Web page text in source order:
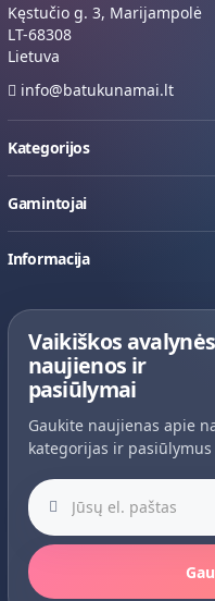
Kęstučio g. 3, Marijampolė
LT-68308
Lietuva
info@batukunamai.lt
Kategorijos
Gamintojai
Informacija
Vaikiškos avalynės
naujienos ir
pasiūlymai
Gaukite naujienas apie
kategorijas ir
Jūsų el. paštas